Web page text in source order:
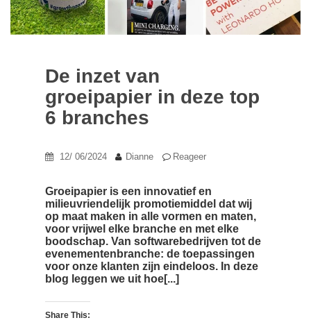
De inzet van
groeipapier in deze top
6 branches
12/ 06/2024 Dianne Reageer
Groeipapier is een innovatief en
milieuvriendelijk promotiemiddel dat wij
op maat maken in alle vormen en maten,
voor vrijwel elke branche en met elke
boodschap. Van softwarebedrijven tot de
evenementenbranche: de toepassingen
voor onze klanten zijn eindeloos. In deze
blog leggen we uit hoe[...]
Share This: